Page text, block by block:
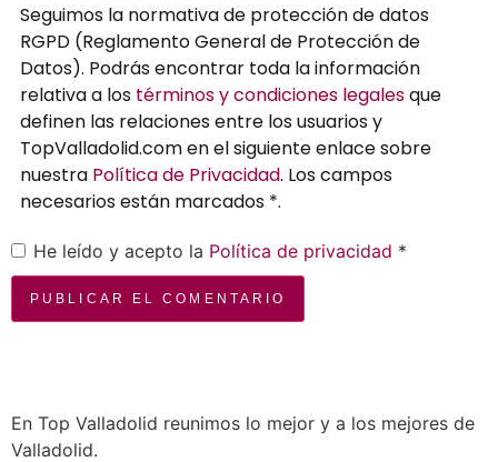
Seguimos la normativa de protección de datos
RGPD (Reglamento General de Protección de
Datos). Podrás encontrar toda la información
relativa a los términos y condiciones legalesque
definen las relaciones entre los usuarios y
TopValladolid.com en el siguiente enlace sobre
nuestra Política de Privacidad. Los campos
necesarios están marcados *.
He leído y acepto la Política de privacidad *
En Top Valladolid reunimos lo mejor y a los mejores de
Valladolid.